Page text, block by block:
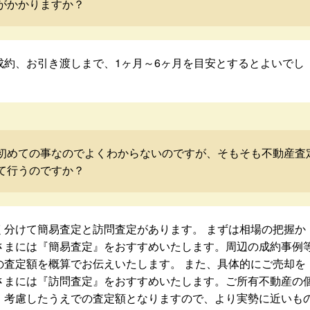
かかりますか？
、お引き渡しまで、1ヶ月～6ヶ月を目安とするとよいでし
めての事なのでよくわからないのですが、そもそも不動産
行うのですか？
けて簡易査定と訪問査定があります。 まずは相場の把握か
には『簡易査定』をおすすめいたします。周辺の成約事例
定額を概算でお伝えいたします。 また、具体的にご売却を
には『訪問査定』をおすすめいたします。ご所有不動産の
慮したうえでの査定額となりますので、より実勢に近いも